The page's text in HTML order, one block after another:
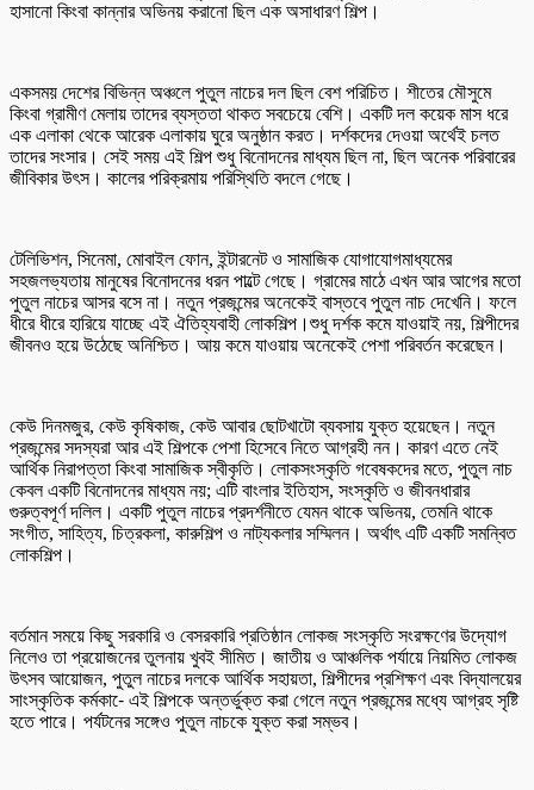
হাসানো কিংবা কান্নার অভিনয় করানো ছিল এক অসাধারণ শিল্প।
একসময় দেশের বিভিন্ন অঞ্চলে পুতুল নাচের দল ছিল বেশ পরিচিত। শীতের মৌসুমে
কিংবা গ্রামীণ মেলায় তাদের ব্যস্ততা থাকত সবচেয়ে বেশি। একটি দল কয়েক মাস ধরে
এক এলাকা থেকে আরেক এলাকায় ঘুরে অনুষ্ঠান করত। দর্শকদের দেওয়া অর্থেই চলত
তাদের সংসার। সেই সময় এই শিল্প শুধু বিনোদনের মাধ্যম ছিল না, ছিল অনেক পরিবারের
জীবিকার উৎস। কালের পরিক্রমায় পরিস্থিতি বদলে গেছে।
টেলিভিশন, সিনেমা, মোবাইল ফোন, ইন্টারনেট ও সামাজিক যোগাযোগমাধ্যমের
সহজলভ্যতায় মানুষের বিনোদনের ধরন পাল্টে গেছে। গ্রামের মাঠে এখন আর আগের মতো
পুতুল নাচের আসর বসে না। নতুন প্রজন্মের অনেকেই বাস্তবে পুতুল নাচ দেখেনি। ফলে
ধীরে ধীরে হারিয়ে যাচ্ছে এই ঐতিহ্যবাহী লোকশিল্প।শুধু দর্শক কমে যাওয়াই নয়, শিল্পীদের
জীবনও হয়ে উঠেছে অনিশ্চিত। আয় কমে যাওয়ায় অনেকেই পেশা পরিবর্তন করেছেন।
কেউ দিনমজুর, কেউ কৃষিকাজ, কেউ আবার ছোটখাটো ব্যবসায় যুক্ত হয়েছেন। নতুন
প্রজন্মের সদস্যরা আর এই শিল্পকে পেশা হিসেবে নিতে আগ্রহী নন। কারণ এতে নেই
আর্থিক নিরাপত্তা কিংবা সামাজিক স্বীকৃতি। লোকসংস্কৃতি গবেষকদের মতে, পুতুল নাচ
কেবল একটি বিনোদনের মাধ্যম নয়; এটি বাংলার ইতিহাস, সংস্কৃতি ও জীবনধারার
গুরুত্বপূর্ণ দলিল। একটি পুতুল নাচের প্রদর্শনীতে যেমন থাকে অভিনয়, তেমনি থাকে
সংগীত, সাহিত্য, চিত্রকলা, কারুশিল্প ও নাট্যকলার সম্মিলন। অর্থাৎ এটি একটি সমন্বিত
লোকশিল্প।
বর্তমান সময়ে কিছু সরকারি ও বেসরকারি প্রতিষ্ঠান লোকজ সংস্কৃতি সংরক্ষণের উদ্যোগ
নিলেও তা প্রয়োজনের তুলনায় খুবই সীমিত। জাতীয় ও আঞ্চলিক পর্যায়ে নিয়মিত লোকজ
উৎসব আয়োজন, পুতুল নাচের দলকে আর্থিক সহায়তা, শিল্পীদের প্রশিক্ষণ এবং বিদ্যালয়ের
সাংস্কৃতিক কর্মকা-ে এই শিল্পকে অন্তর্ভুক্ত করা গেলে নতুন প্রজন্মের মধ্যে আগ্রহ সৃষ্টি
হতে পারে। পর্যটনের সঙ্গেও পুতুল নাচকে যুক্ত করা সম্ভব।